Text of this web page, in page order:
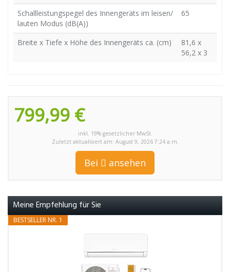
Schallleistungspegel des Innengeräts im leisen/
lauten Modus (dB(A))
65
Breite x Tiefe x Höhe des Innengeräts ca. (cm)
81,6 x
56,2 x 3
799,99 €
inkl. 19% gesetzlicher MwSt.
Zuletzt aktualisiert am: August 9, 2026 7:24 a.m.
Bei ansehen
Meine Empfehlung für Sie
BESTSELLER NR. 1